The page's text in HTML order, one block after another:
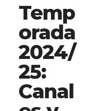
Temp
orada
2024/
25:
Canal